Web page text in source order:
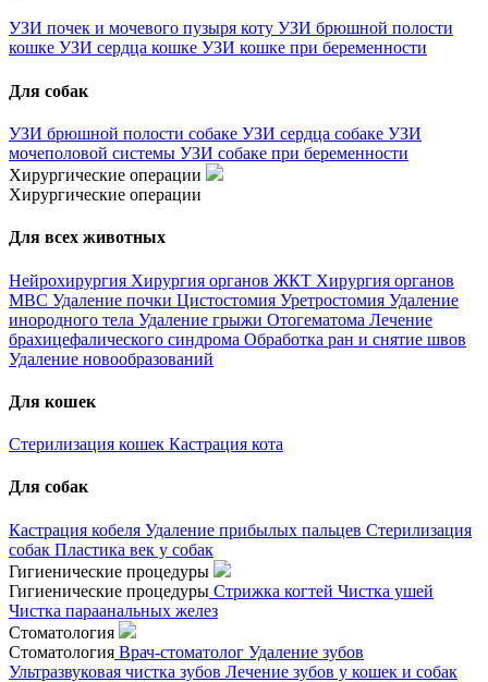
УЗИ почек и мочевого пузыря коту УЗИ брюшной полости
кошке УЗИ сердца кошке УЗИ кошке при беременности
Для собак
УЗИ брюшной полости собаке УЗИ сердца собаке УЗИ
мочеполовой системы УЗИ собаке при беременности
Хирургические операции
Хирургические операции
Для всех животных
Нейрохирургия Хирургия органов ЖКТ Хирургия органов
МВС Удаление почки Цистостомия Уретростомия Удаление
инородного тела Удаление грыжи Отогематома Лечение
брахицефалического синдрома Обработка ран и снятие швов
Удаление новообразований
Для кошек
Стерилизация кошек Кастрация кота
Для собак
Кастрация кобеля Удаление прибылых пальцев Стерилизация
собак Пластика век у собак
Гигиенические процедуры
Гигиенические процедуры Стрижка когтей Чистка ушей
Чистка параанальных желез
Стоматология
Стоматология Врач-стоматолог Удаление зубов
Ультразвуковая чистка зубов Лечение зубов у кошек и собак